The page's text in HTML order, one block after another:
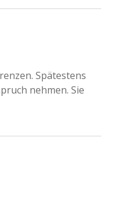
Spätestens
nehmen. Sie